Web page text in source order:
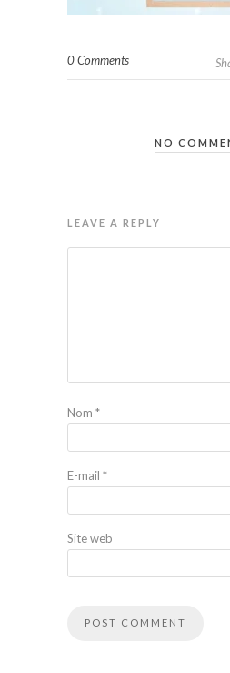
0 Comments
NO
LEAVE A REPLY
Nom *
E-mail *
Site web